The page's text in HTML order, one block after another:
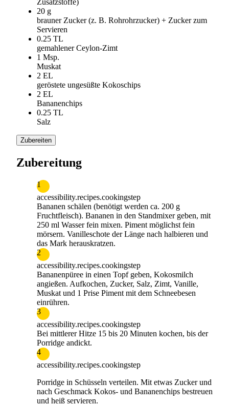
Zusatzstoffe)
20 g
brauner Zucker (z. B. Rohrohrzucker) + Zucker zum
Servieren
0.25 TL
gemahlener Ceylon-Zimt
1 Msp.
Muskat
2 EL
geröstete ungesüßte Kokoschips
2 EL
Bananenchips
0.25 TL
Salz
Zubereiten
Zubereitung
1
accessibility.recipes.cookingstep
Bananen schälen (benötigt werden ca. 200 g
Fruchtfleisch). Bananen in den Standmixer geben, mit
250 ml Wasser fein mixen. Piment möglichst fein
mörsern. Vanilleschote der Länge nach halbieren und
das Mark herauskratzen.
2
accessibility.recipes.cookingstep
Bananenpüree in einen Topf geben, Kokosmilch
angießen. Aufkochen, Zucker, Salz, Zimt, Vanille,
Muskat und 1 Prise Piment mit dem Schneebesen
einrühren.
3
accessibility.recipes.cookingstep
Bei mittlerer Hitze 15 bis 20 Minuten kochen, bis der
Porridge andickt.
4
accessibility.recipes.cookingstep
Porridge in Schüsseln verteilen. Mit etwas Zucker und
nach Geschmack Kokos- und Bananenchips bestreuen
und heiß servieren.